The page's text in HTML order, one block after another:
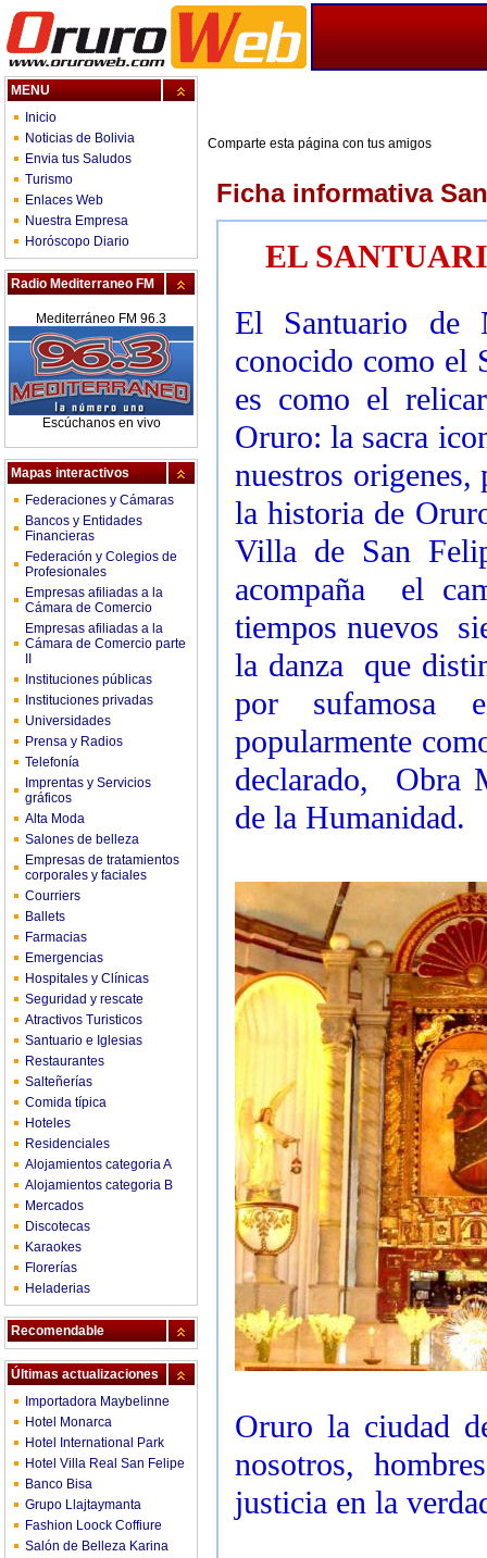
MENU
Inicio
Noticias de Bolivia
Envia tus Saludos
Turismo
Enlaces Web
Nuestra Empresa
Horóscopo Diario
Radio Mediterraneo FM
Mediterráneo FM 96.3
Escúchanos en vivo
Mapas interactivos
Federaciones y Cámaras
Bancos y Entidades
Financieras
Federación y Colegios de
Profesionales
Empresas afiliadas a la
Cámara de Comercio
Empresas afiliadas a la
Cámara de Comercio parte
Instituciones públicas
Instituciones privadas
Universidades
Prensa y Radios
Telefonía
Imprentas y Servicios
gráficos
Alta Moda
Salones de belleza
Empresas de tratamientos
corporales y faciales
Courriers
Ballets
Farmacias
Emergencias
Hospitales y Clínicas
Seguridad y rescate
Atractivos Turisticos
Santuario e Iglesias
Restaurantes
Salteñerías
Comida típica
Hoteles
Residenciales
Alojamientos categoria A
Alojamientos categoria B
Mercados
Discotecas
Karaokes
Florerías
Heladerias
Recomendable
Últimas actualizaciones
Importadora Maybelinne
Hotel Monarca
Hotel International Park
Hotel Villa Real San Felipe
Banco Bisa
Grupo Llajtaymanta
Fashion Loock Coffiure
Salón de Belleza Karina
Comparte esta página con tus amigos
Ficha informativa
EL
El Santuario de
conocido como el
es como el
Oruro: la sacra
nuestros origenes,
la historia de
Villa de San
acompaña el
tiempos nuevos
la danza que
por sufamosa
popularmente
declarado, Obra
de la Humanidad.
Oruro la ciudad
nosotros,
justicia en la